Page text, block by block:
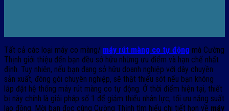
Tất cả các loại máy co màng/ máy rút màng co tự động mà Cường
Thịnh giới thiệu đến bạn đều sở hữu những ưu điểm và hạn chế nhất
định. Tuy nhiên, nếu bạn đang sở hữu doanh nghiệp với dây chuyền
sản xuất, đóng gói chuyên nghiệp, sẽ thật thiếu sót nếu bạn không
lắp đặt hệ thống máy rút màng co tự động. Ở thời điểm hiện tại, thiết
bị này chính là giải pháp số 1 để giảm thiểu nhân lực, tối ưu năng suất
lao động. Mời bạn đọc cùng Cường Thịnh tìm hiểu chi tiết hơn về máy